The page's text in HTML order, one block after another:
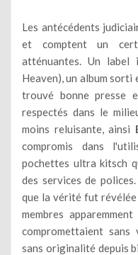
Les antécédents
et comptent un
atténuantes. Un label
Heaven), un album sorti
trouvé bonne presse
respectés dans le
moins reluisante, ainsi
compromis dans
pochettes ultra kitsch
des services de
que la vérité fut
membres
compromettaient
sans originalité depuis